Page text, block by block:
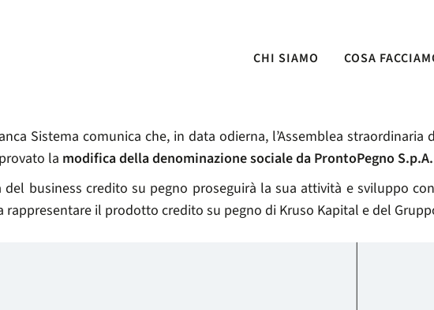
CHI SIAMO COSA
SOCIALE IN KRUSO KAPITAL SPA
Sistema comunica che, in data odierna, l’Assemblea
la modifica della denominazione sociale da ProntoPegno
del business credito su pegno proseguirà la sua attività e sviluppo
rappresentare il prodotto credito su pegno di Kruso Kapital e del